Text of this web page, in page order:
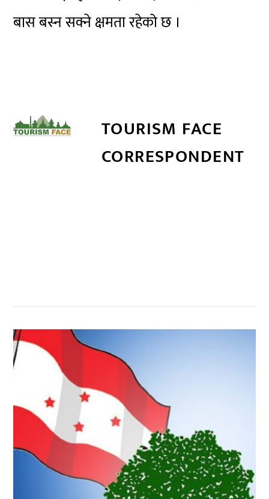
बास बस्न सक्ने क्षमता रहेको छ ।
TOURISM FACE
CORRESPONDENT
,